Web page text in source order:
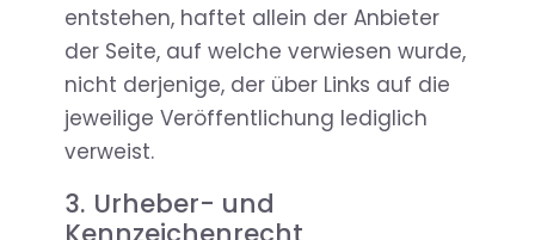
entstehen, haftet allein der Anbieter
der Seite, auf welche verwiesen wurde,
nicht derjenige, der über Links auf die
jeweilige Veröffentlichung lediglich
verweist.
3. Urheber- und
Kennzeichenrecht